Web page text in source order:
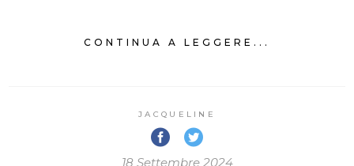
CONTINUA A LEGGERE...
JACQUELINE
18 Settembre 2024